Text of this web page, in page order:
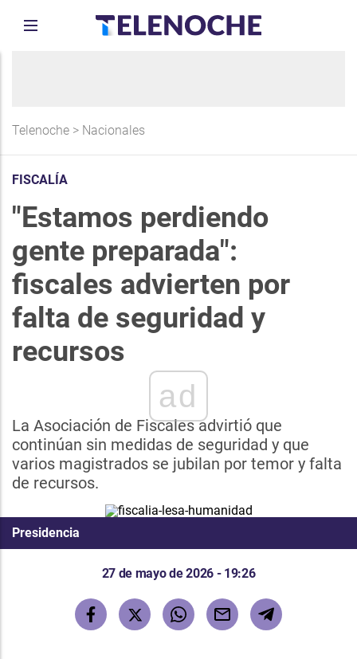
Telenoche > Nacionales
FISCALÍA
"Estamos perdiendo
gente preparada":
fiscales advierten por
falta de seguridad y
recursos
ad
La Asociación de Fiscales advirtió que
continúan sin medidas de seguridad y que
varios magistrados se jubilan por temor y falta
de recursos.
Presidencia
27 de mayo de 2026 - 19:26